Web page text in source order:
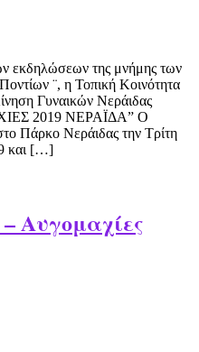
της μνήμης των
¨, η Τοπική Κοινότητα
Γυναικών Νεράιδας
2019 ΝΕΡΑΪΔΑ” Ο
Πάρκο Νεράιδας την Τρίτη
και […]
Αυγομαχίες